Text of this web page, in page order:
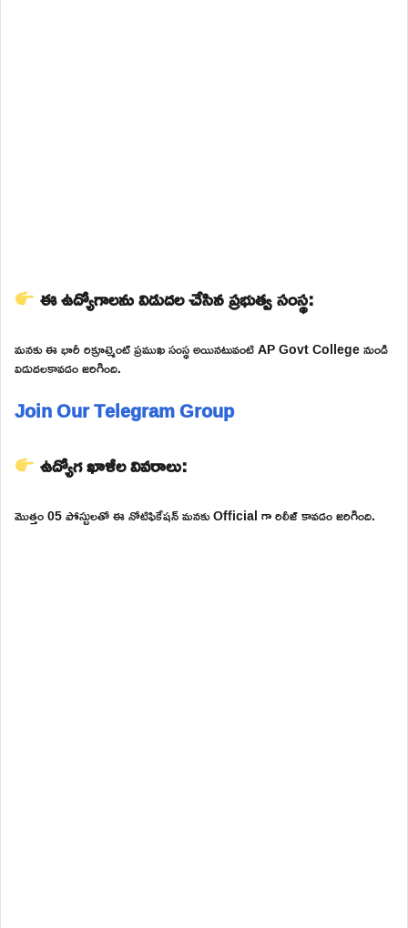
ఈ ఉద్యోగాలను విడుదల చేసిన ప్రభుత్వ సంస్థ:
మనకు ఈ భారీ రిక్రూట్మెంట్ ప్రముఖ సంస్థ అయినటువంటి AP Govt College నుండి
విడుదలకావడం జరిగింది.
Join Our Telegram Group
ఉద్యోగ ఖాళీల వివరాలు:
మొత్తం 05 పోస్టులతో ఈ నోటిఫికేషన్ మనకు Official గా రిలీజ్ కావడం జరిగింది.